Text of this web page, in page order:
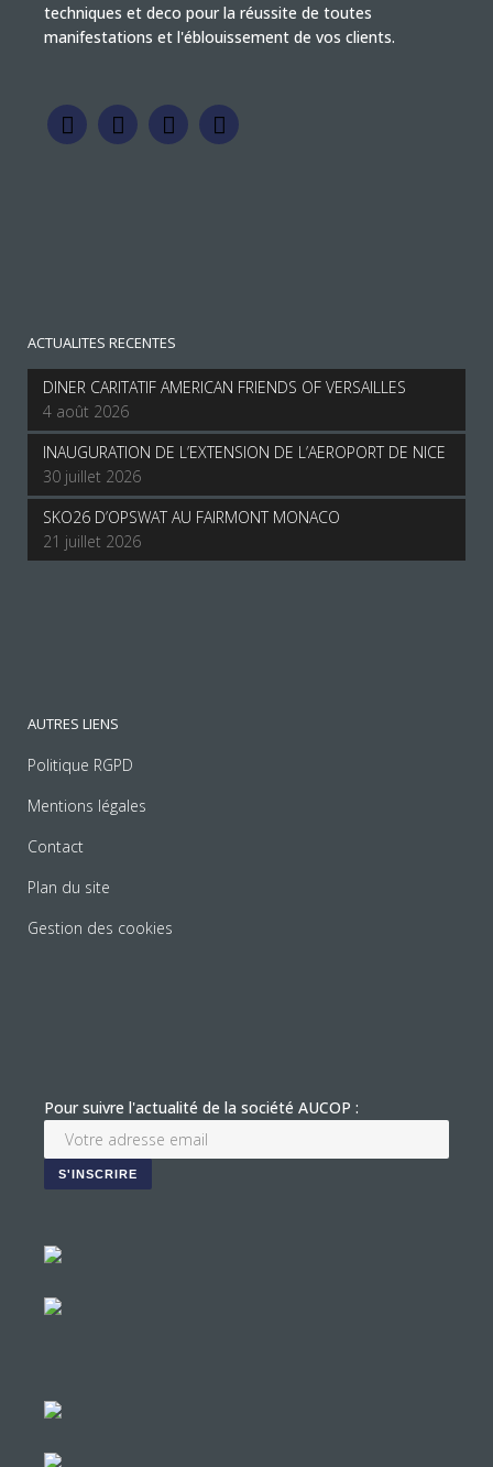
techniques et deco pour la réussite de toutes
manifestations et l'éblouissement de vos clients.
ACTUALITES RECENTES
DINER CARITATIF AMERICAN FRIENDS OF VERSAILLES
4 août 2026
INAUGURATION DE L’EXTENSION DE L’AEROPORT DE NICE
30 juillet 2026
SKO26 D’OPSWAT AU FAIRMONT MONACO
21 juillet 2026
AUTRES LIENS
Politique RGPD
Mentions légales
Contact
Plan du site
Gestion des cookies
Pour suivre l'actualité de la société AUCOP :